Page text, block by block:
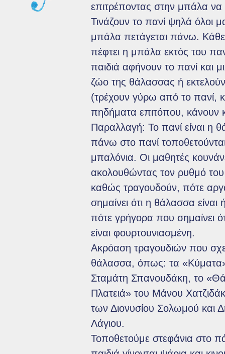
επιτρέποντας στην μπάλα να
Τινάζουν το πανί ψηλά όλοι
μπάλα πετάγεται πάνω.
πέφτει η μπάλα εκτός του
παιδιά αφήνουν το πανί και
ζώο της θάλασσας ή
(τρέχουν γύρω από το πανί,
πηδήματα επιτόπου, κάνουν
Παραλλαγή: Το πανί είναι η
πάνω στο πανί
μπαλόνια. Οι μαθητές
ακολουθώντας τον ρυθμό του
καθώς τραγουδούν, πότε
σημαίνει ότι η θάλασσα είναι
πότε γρήγορα που σημαίνει
είναι φουρτουνιασμένη.
Ακρόαση τραγουδιών που
θάλασσα, όπως: τα
Σταμάτη Σπανουδάκη, το
Πλατειά» του Μάνου
των Διονυσίου Σολωμού και
Λάγιου.
Τοποθετούμε στεφάνια στο